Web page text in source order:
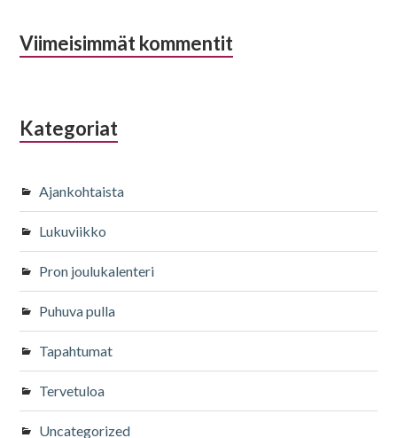
Viimeisimmät kommentit
Kategoriat
Ajankohtaista
Lukuviikko
Pron joulukalenteri
Puhuva pulla
Tapahtumat
Tervetuloa
Uncategorized